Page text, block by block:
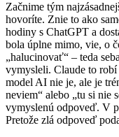
Začnime tým
hovoríte. Znie to ako
hodiny s ChatGPT a
bola úplne mimo, vie, o
„halucinovať“ – teda
vymysleli. Claude to
model AI nie je, ale je
neviem“ alebo „tu si nie
vymyslenú odpoveď. V
Pretože zlá odpoveď